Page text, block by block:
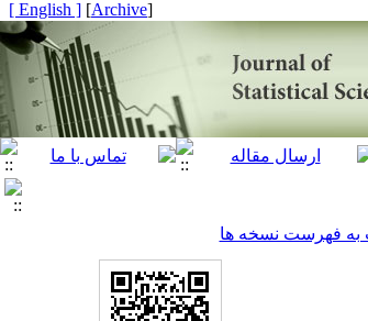
[
Archive
]
[ English ]
فهرست نسخه ها